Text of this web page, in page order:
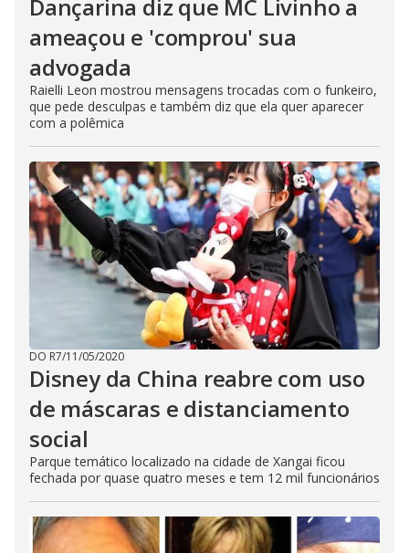
Dançarina diz que MC Livinho a
ameaçou e 'comprou' sua
advogada
Raielli Leon mostrou mensagens trocadas com o funkeiro,
que pede desculpas e também diz que ela quer aparecer
com a polêmica
DO R7/11/05/2020
Disney da China reabre com uso
de máscaras e distanciamento
social
Parque temático localizado na cidade de Xangai ficou
fechada por quase quatro meses e tem 12 mil funcionários